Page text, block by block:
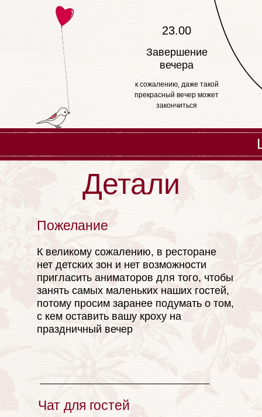
к сожалению, даже такой
прекрасный вечер может
закончиться
Завершение
вечера
23.00
Пожелание
К великому сожалению, в ресторане
нет детских зон и нет возможности
пригласить аниматоров для того, чтобы
занять самых маленьких наших гостей,
потому просим заранее подумать о том,
с кем оставить вашу кроху на
праздничный вечер
Чат для гостей
Детали